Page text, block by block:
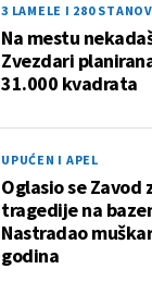
3 LAMELE I 280
Na mestu
Zvezdari
31.000 kvadrata
UPUĆEN I APEL
Oglasio se Zavod
tragedije na
Nastradao
godina